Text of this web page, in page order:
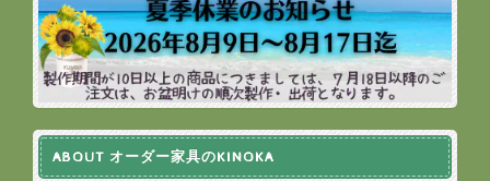
ABOUT オーダー家具のKINOKA